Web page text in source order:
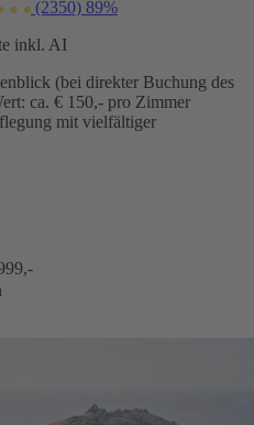
(2350) 89%
inkl. AI
(bei direkter Buchung des
ca. € 150,- pro Zimmer
mit vielfältiger